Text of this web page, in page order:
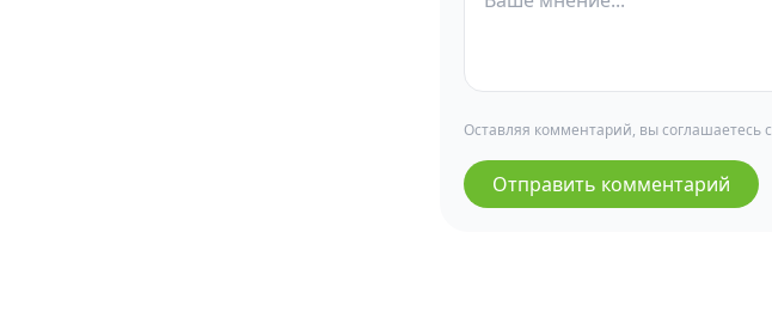
Оставляя комментарий, вы соглашаетесь с
Отправить комментарий